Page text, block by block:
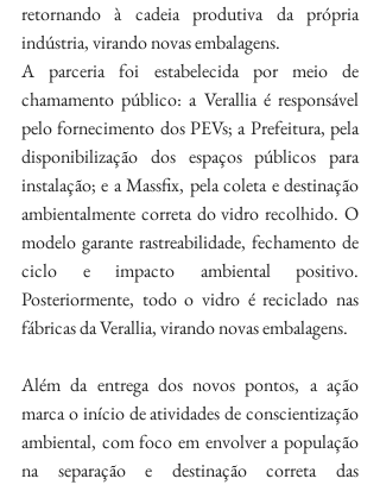
retornando à cadeia produtiva da própria
indústria, virando novas embalagens.
A parceria foi estabelecida por meio de
chamamento público: a Verallia é responsável
pelo fornecimento dos PEVs; a Prefeitura, pela
disponibilização dos espaços públicos para
instalação; e a Massfix, pela coleta e destinação
ambientalmente correta do vidro recolhido. O
modelo garante rastreabilidade, fechamento de
ciclo e impacto ambiental positivo.
Posteriormente, todo o vidro é reciclado nas
fábricas da Verallia, virando novas embalagens.
Além da entrega dos novos pontos, a ação
marca o início de atividades de conscientização
ambiental, com foco em envolver a população
na separação e destinação correta das